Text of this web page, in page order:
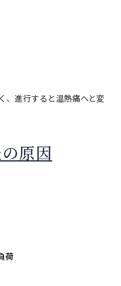
、進行すると温熱痛へと変
原因
荷